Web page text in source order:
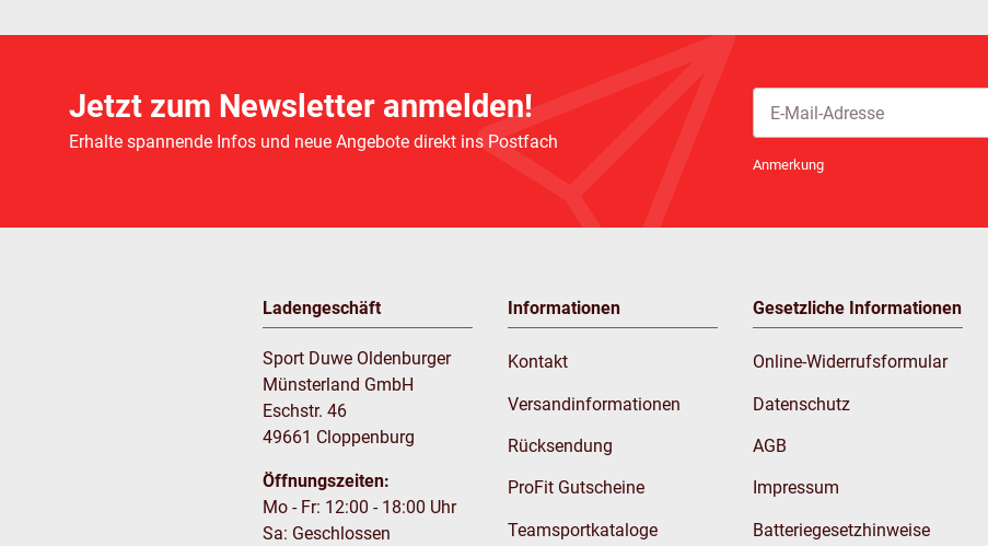
Jetzt zum Newsletter anmelden!
Erhalte spannende Infos und neue Angebote direkt ins Postfach
Anmerkung
Ladengeschäft
Sport Duwe Oldenburger
Münsterland GmbH
Eschstr. 46
49661 Cloppenburg
Öffnungszeiten:
Mo - Fr: 12:00 - 18:00 Uhr
Sa: Geschlossen
Informationen
Kontakt
Versandinformationen
Rücksendung
ProFit Gutscheine
Teamsportkataloge
Gesetzliche Informationen
Online-Widerrufsformular
Datenschutz
AGB
Impressum
Batteriegesetzhinweise